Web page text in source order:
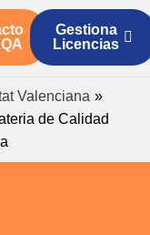
Gestiona
Licencias
Valenciana »
de Calidad